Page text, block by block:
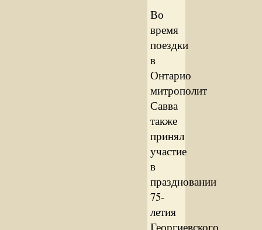
Во
время
поездки
в
Онтарио
митрополит
Савва
также
принял
участие
в
праздновании
75-
летия
Георгиевского